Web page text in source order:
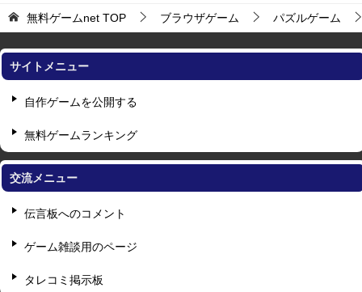
無料ゲームnet TOP ブラウザゲーム パズルゲーム
サイトメニュー
自作ゲームを公開する
無料ゲームランキング
交流メニュー
伝言板へのコメント
ゲーム雑談用のページ
タレコミ掲示板